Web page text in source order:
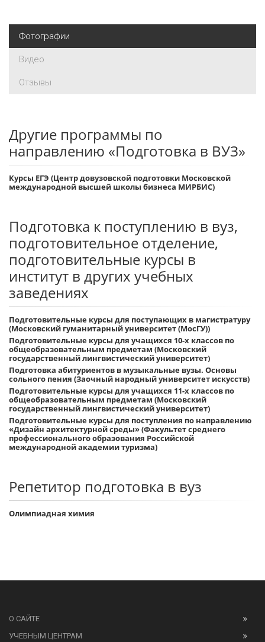
Фотографии
Видео
Отзывы
Другие программы по
направлению «Подготовка в ВУЗ»
Курсы ЕГЭ (Центр довузовской подготовки Московской
международной высшей школы бизнеса МИРБИС)
Подготовка к поступлению в вуз,
подготовительное отделение,
подготовительные курсы в
институт в других учебных
заведениях
Подготовительные курсы для поступающих в магистратуру
(Московский гуманитарный университет (МосГУ))
Подготовительные курсы для учащихся 10-х классов по
общеобразовательным предметам (Московский
государственный лингвистический университет)
Подготовка абитуриентов в музыкальные вузы. Основы
сольного пения (Заочный народный университет искусств)
Подготовительные курсы для учащихся 11-х классов по
общеобразовательным предметам (Московский
государственный лингвистический университет)
Подготовительные курсы для поступления по направлению
«Дизайн архитектурной среды» (Факультет среднего
профессионального образования Российской
международной академии туризма)
Репетитор подготовка в вуз
Олимпиадная химия
О САЙТЕ
УЧЕБНЫМ ЦЕНТРАМ